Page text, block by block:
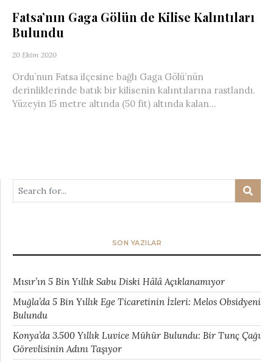
Fatsa’nın Gaga Gölün de Kilise Kalıntıları
Bulundu
20 Ekim 2020
Ordu’nun Fatsa ilçesine bağlı Gaga Gölü’nün
derinliklerinde batık bir kilisenin kalıntılarına rastlandı.
Yüzeyin 15 metre altında (50 fit) altında kalan...
SON YAZILAR
Mısır’ın 5 Bin Yıllık Sabu Diski Hâlâ Açıklanamıyor
Muğla’da 5 Bin Yıllık Ege Ticaretinin İzleri: Melos Obsidyeni
Bulundu
Konya’da 3.500 Yıllık Luvice Mühür Bulundu: Bir Tunç Çağı
Görevlisinin Adını Taşıyor